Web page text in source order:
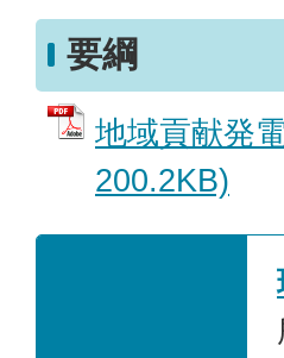
要綱
地域貢献発
200.2KB)